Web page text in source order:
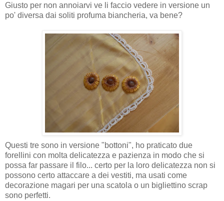
Giusto per non annoiarvi ve li faccio vedere in versione un
po' diversa dai soliti profuma biancheria, va bene?
Questi tre sono in versione "bottoni", ho praticato due
forellini con molta delicatezza e pazienza in modo che si
possa far passare il filo... certo per la loro delicatezza non si
possono certo attaccare a dei vestiti, ma usati come
decorazione magari per una scatola o un bigliettino scrap
sono perfetti.